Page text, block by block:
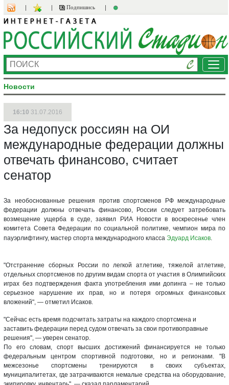
Подпишись
Новости
16:10 31.07.2016
За недопуск россиян на ОИ
международные федерации должны
отвечать финансово, считает
сенатор
За необоснованные решения против спортсменов РФ международные
федерации должны отвечать финансово, России следует затребовать
возмещение ущерба в суде, заявил РИА Новости в воскресенье член
комитета Совета Федерации по социальной политике, чемпион мира по
пауэрлифтингу, мастер спорта международного класса Эдуард Исаков.
"Отстранение сборных России по легкой атлетике, тяжелой атлетике,
отдельных спортсменов по другим видам спорта от участия в Олимпийских
играх без подтверждения факта употребления ими допинга – не только
серьезное нарушение их прав, но и потеря огромных финансовых
вложений", — отметил Исаков.
"Сейчас есть время подсчитать затраты на каждого спортсмена и
заставить федерации перед судом отвечать за свои противоправные
решения", — уверен сенатор.
По его словам, спорт высших достижений финансируется не только
федеральным центром спортивной подготовки, но и регионами. "В
межсезонье спортсмены тренируются в своих субъектах,
муниципалитетах, где затрачиваются немалые средства на оборудование,